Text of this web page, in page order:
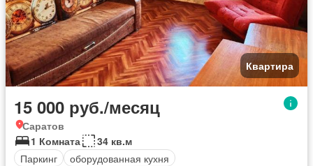
Квартира
15 000 руб./месяц
Саратов
1 Комната
34 кв.м
Паркинг
оборудованная кухня